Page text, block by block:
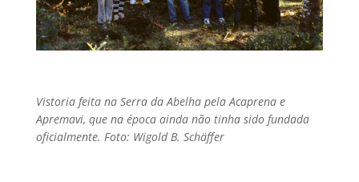
Vistoria feita na Serra da Abelha pela Acaprena e
Apremavi, que na época ainda não tinha sido fundada
oficialmente. Foto: Wigold B. Schäffer